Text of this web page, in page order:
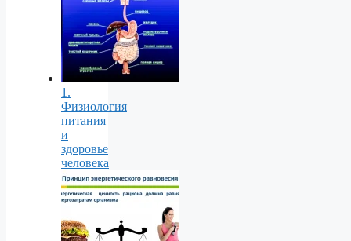
1.
Физиология
питания
и
здоровье
человека